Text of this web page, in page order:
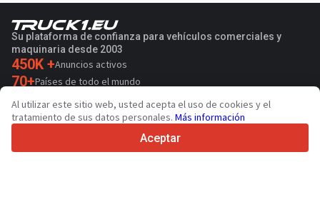
Su plataforma de confianza para vehículos comerciales y
maquinaria desde 2003
450K +Anuncios activos
70+Países de todo el mundo
36Idiomas admitidos
4.7/5
Al utilizar este sitio web, usted acepta el uso de cookies y el
tratamiento de sus datos personales. Más información
Aceptar